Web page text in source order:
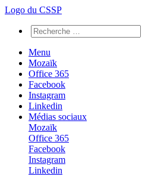
Logo du CSSP
Menu
Mozaïk
Office 365
Facebook
Instagram
Linkedin
Médias sociaux
Mozaïk
Office 365
Facebook
Instagram
Linkedin